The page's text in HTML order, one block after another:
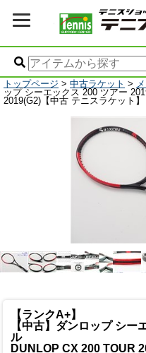
トップページ > 中古ラケット >
ップ シーエックス 200 ツアー
2019(G2)【中古 テニスラケット】
【ランクA+】
【中古】ダンロップ シー
ル
DUNLOP CX 200 TOUR